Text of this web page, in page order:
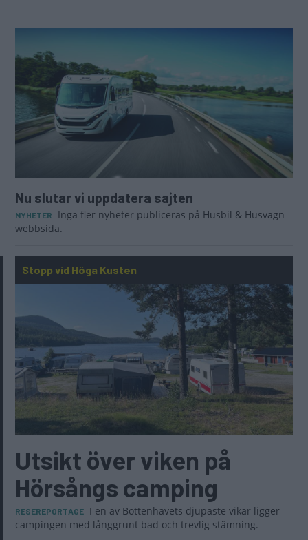
Nu slutar vi uppdatera sajten
NYHETER
Inga fler nyheter publiceras på Husbil & Husvagn
webbsida.
Stopp vid Höga Kusten
Utsikt över viken på
Hörsångs camping
RESEREPORTAGE
I en av Bottenhavets djupaste vikar ligger
campingen med långgrunt bad och trevlig stämning.